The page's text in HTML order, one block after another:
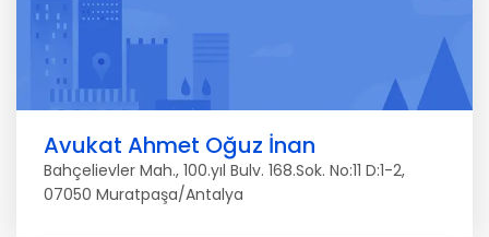
Avukat Ahmet Oğuz İnan
Bahçelievler Mah., 100.yıl Bulv. 168.Sok. No:11 D:1-2,
07050 Muratpaşa/Antalya